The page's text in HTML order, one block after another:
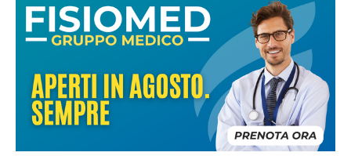
3^ CATEGORIA
GIOVANILI